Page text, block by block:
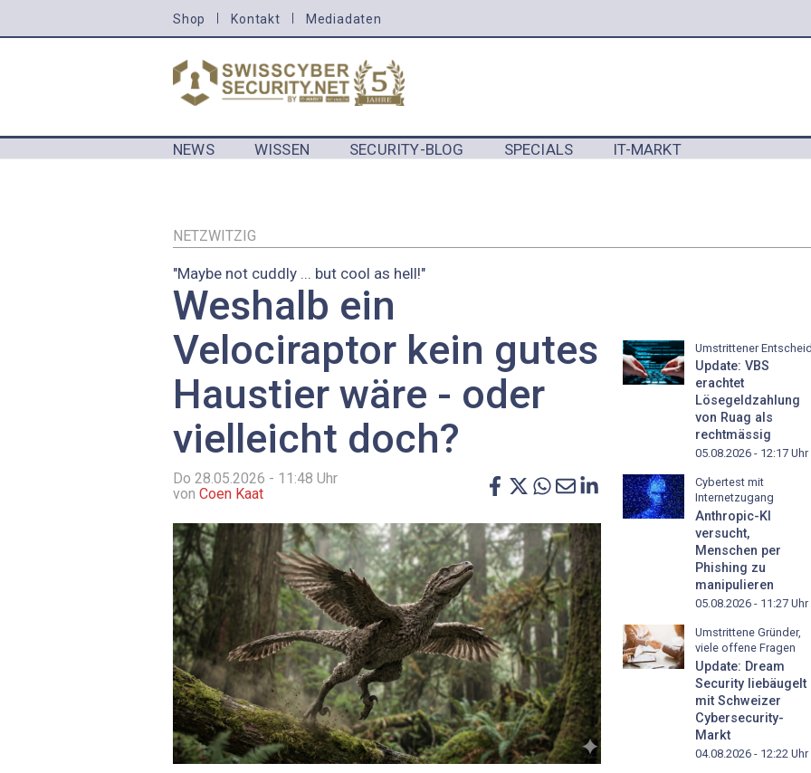
zum
MENU
Shop Kontakt Mediadaten
NEWS WISSEN SECURITY-BLOG SPECIALS IT-MARKT
NETZWITZIG
"Maybe not cuddly ... but cool as hell!"
Weshalb ein
Velociraptor kein gutes
Haustier wäre - oder
vielleicht doch?
Do 28.05.2026 - 11:48 Uhr
von Coen Kaat
Umstrittener Entscheid
Update: VBS
erachtet
Lösegeldzahlung
von Ruag als
rechtmässig
05.08.2026 - 12:17 Uhr
Cybertest mit
Internetzugang
Anthropic-KI
versucht,
Menschen per
Phishing zu
manipulieren
05.08.2026 - 11:27 Uhr
Umstrittene Gründer,
viele offene Fragen
Update: Dream
Security liebäugelt
mit Schweizer
Cybersecurity-
Markt
04.08.2026 - 12:22 Uhr